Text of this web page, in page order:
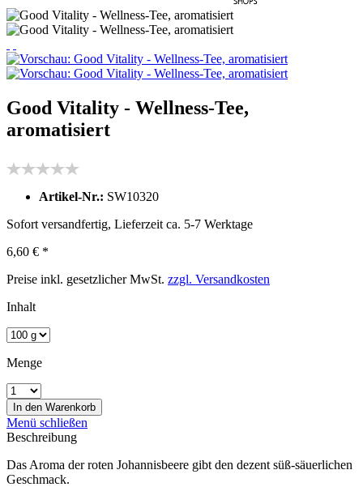
Good Vitality - Wellness-Tee,
aromatisiert
Artikel-Nr.: SW10320
Sofort versandfertig, Lieferzeit ca. 5-7 Werktage
6,60 € *
Preise inkl. gesetzlicher MwSt. zzgl. Versandkosten
Inhalt
Menge
In den Warenkorb
Menü schließen
Beschreibung
Das Aroma der roten Johannisbeere gibt den dezent süß-säuerlichen
Geschmack.